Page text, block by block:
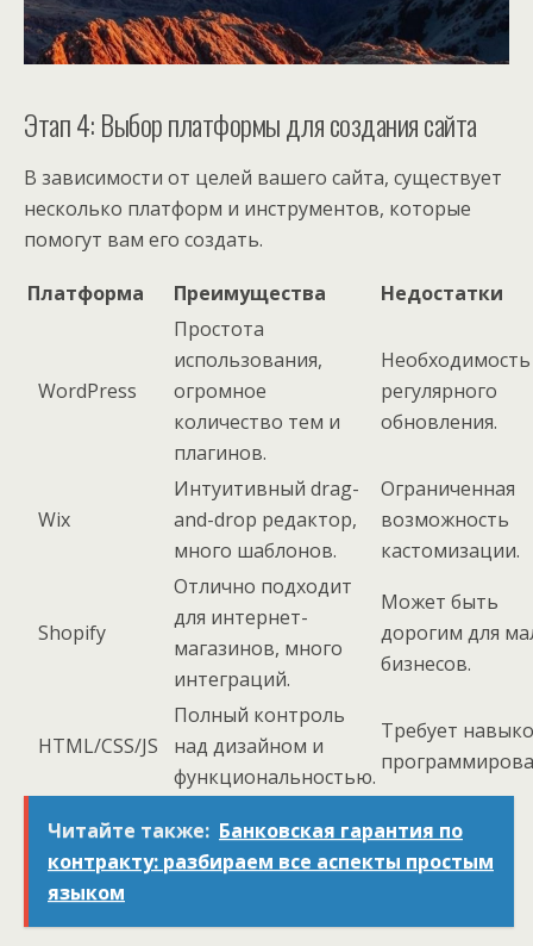
Этап 4: Выбор платформы для создания сайта
В зависимости от целей вашего сайта, существует
несколько платформ и инструментов, которые
помогут вам его создать.
Платформа Преимущества Недостатки
WordPress
Простота
использования,
огромное
количество тем и
плагинов.
Необходимость
регулярного
обновления.
Wix
Интуитивный drag-
and-drop редактор,
много шаблонов.
Ограниченная
возможность
кастомизации.
Shopify
Отлично подходит
для интернет-
магазинов, много
интеграций.
Может быть
дорогим для
бизнесов.
HTML/CSS/JS
Полный контроль
над дизайном и
функциональностью.
Требует
Читайте также: Банковская гарантия по
контракту: разбираем все аспекты простым
языком